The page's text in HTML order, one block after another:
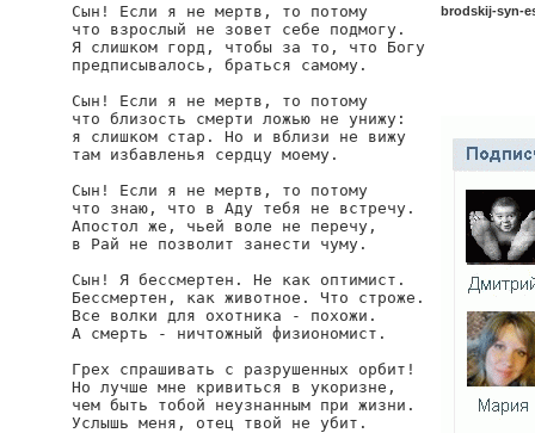
Сын! Если я не мертв, то потому
что взрослый не зовет себе подмогу.
Я слишком горд, чтобы за то, что Богу
предписывалось, браться самому.
Сын! Если я не мертв, то потому
что близость смерти ложью не унижу:
я слишком стар. Но и вблизи не вижу
там избавленья сердцу моему.
Сын! Если я не мертв, то потому
что знаю, что в Аду тебя не встречу.
Апостол же, чьей воле не перечу,
в Рай не позволит занести чуму.
Сын! Я бессмертен. Не как оптимист.
Бессмертен, как животное. Что строже.
Все волки для охотника - похожи.
А смерть - ничтожный физиономист.
Грех спрашивать с разрушенных орбит!
Но лучше мне кривиться в укоризне,
чем быть тобой неузнанным при жизни.
Услышь меня, отец твой не убит.
brodskij-syn-